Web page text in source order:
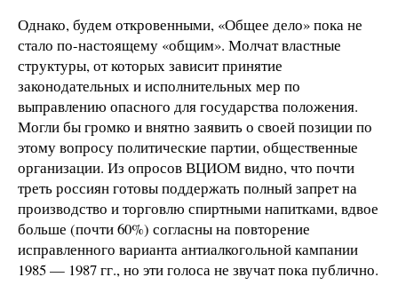
Однако, будем откровенными, «Общее дело» пока не
стало по-настоящему «общим». Молчат властные
структуры, от которых зависит принятие
законодательных и исполнительных мер по
выправлению опасного для государства положения.
Могли бы громко и внятно заявить о своей позиции по
этому вопросу политические партии, общественные
организации. Из опросов ВЦИОМ видно, что почти
треть россиян готовы поддержать полный запрет на
производство и торговлю спиртными напитками, вдвое
больше (почти 60%) согласны на повторение
исправленного варианта антиалкогольной кампании
1985 — 1987 гг., но эти голоса не звучат пока публично.